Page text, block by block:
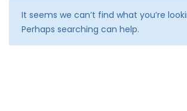
It seems we can’t find what you’re
Perhaps searching can help.